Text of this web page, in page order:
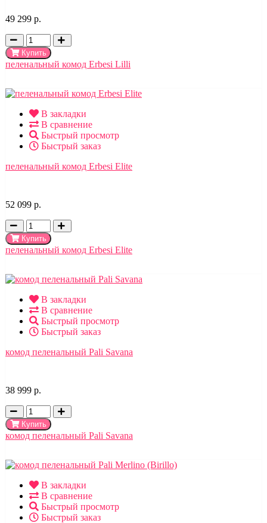
49 299 р.
Купить
пеленальный комод Erbesi Lilli
В закладки
В сравнение
Быстрый просмотр
Быстрый заказ
пеленальный комод Erbesi Elite
52 099 р.
Купить
пеленальный комод Erbesi Elite
В закладки
В сравнение
Быстрый просмотр
Быстрый заказ
комод пеленальный Pali Savana
38 999 р.
Купить
комод пеленальный Pali Savana
В закладки
В сравнение
Быстрый просмотр
Быстрый заказ